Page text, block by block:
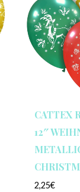
CATTEX
12″
2,25€